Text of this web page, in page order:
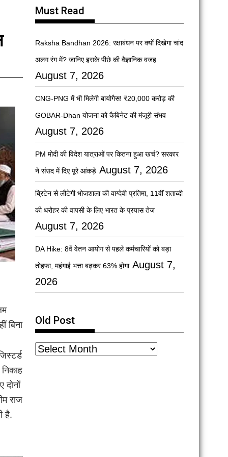
बिना
दोनों
राज
है.
Must Read
Raksha Bandhan 2026: रक्षाबंधन पर क्यों दिखेगा चांद
अलग रंग में? जानिए इसके पीछे की वैज्ञानिक वजह
August 7, 2026
CNG-PNG में भी मिलेगी बायोगैस! ₹20,000 करोड़ की
GOBAR-Dhan योजना को कैबिनेट की मंजूरी संभव
August 7, 2026
PM मोदी की विदेश यात्राओं पर कितना हुआ खर्च? सरकार
ने संसद में दिए पूरे आंकड़े August 7, 2026
ब्रिटेन से लौटेगी भोजशाला की वाग्देवी प्रतिमा, 11वीं शताब्दी
की धरोहर की वापसी के लिए भारत के प्रयास तेज
August 7, 2026
DA Hike: 8वें वेतन आयोग से पहले कर्मचारियों को बड़ा
तोहफा, महंगाई भत्ता बढ़कर 63% होगा August 7,
2026
Old Post